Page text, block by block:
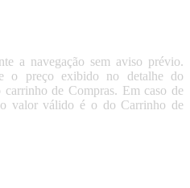
a navegação sem aviso prévio.
o preço exibido no detalhe do
carrinho de Compras. Em caso de
valor válido é o do Carrinho de